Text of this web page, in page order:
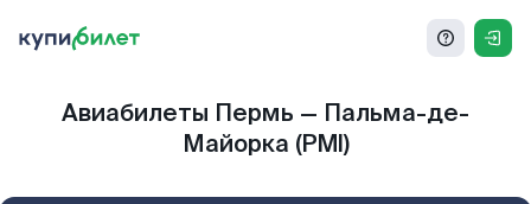
Авиабилеты Пермь — Пальма-де-
Майорка (PMI)